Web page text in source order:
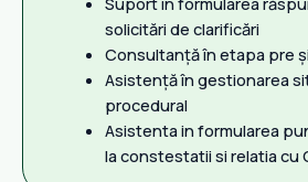
solicitări de clarificări
Consultanță în etapa pre
Asistență în gestionarea
procedural
Asistenta in formularea
la constestatii si relatia cu